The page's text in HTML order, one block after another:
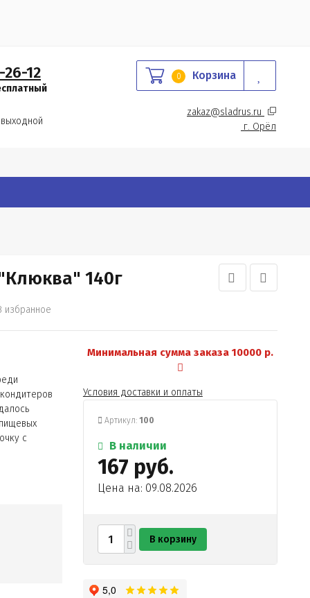
12 0 Корзина
zakaz@sladrus.ru
г. Орёл
140г
избранное
с
Минимальная сумма заказа 10000 р.
Условия доставки и оплаты
Артикул: 100
В наличии
167 руб.
Цена на: 09.08.2026
В корзину